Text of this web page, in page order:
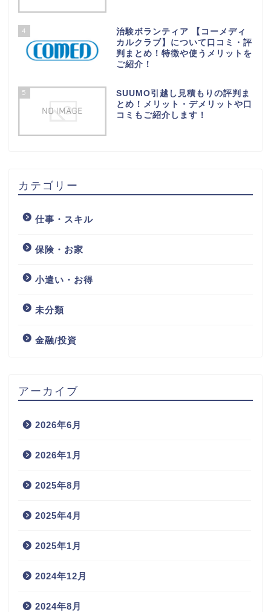
4
治験ボランティア 【コーメディ
カルクラブ】について口コミ・評
判まとめ！特徴や使うメリットを
ご紹介！
5
SUUMO引越し見積もりの評判ま
とめ！メリット・デメリットや口
コミもご紹介します！
カテゴリー
仕事・スキル
保険・お家
小遣い・お得
未分類
金融/投資
アーカイブ
2026年6月
2026年1月
2025年8月
2025年4月
2025年1月
2024年12月
2024年8月